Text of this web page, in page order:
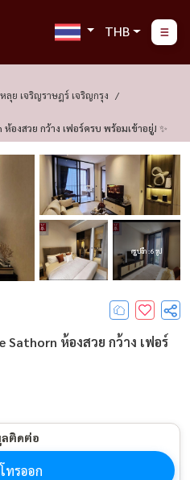
THB
ย เจริญราษฎร์ เจริญกรุง
องสวย กว้าง เฟอร์ครบ พร้อมเข้าอยู่! ✨
ดูรูปอีก : 6 รูป
Sathorn ห้องสวย กว้าง เฟอร์
ติดต่อ
โทรออก